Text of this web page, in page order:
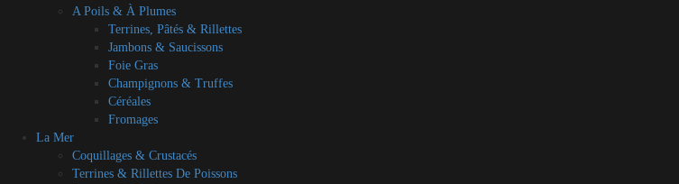
A Poils & À Plumes
Terrines, Pâtés & Rillettes
Jambons & Saucissons
Foie Gras
Champignons & Truffes
Céréales
Fromages
La Mer
Coquillages & Crustacés
Terrines & Rillettes De Poissons